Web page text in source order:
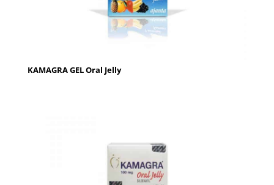
KAMAGRA GEL Oral Jelly